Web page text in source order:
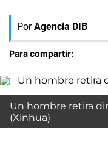
Por Agencia DIB
Para compartir:
Un hombre retira
(Xinhua)